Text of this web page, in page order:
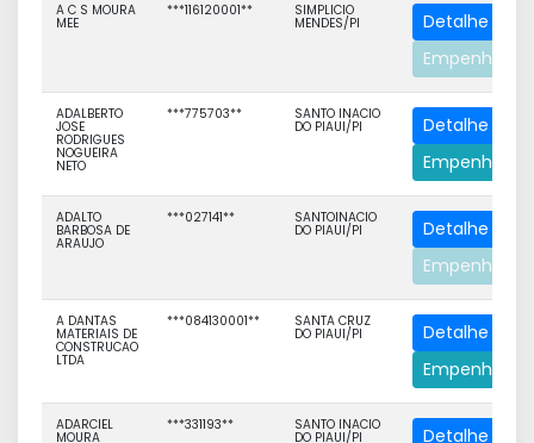
A C S MOURA
MEE
***116120001** SIMPLICIO
MENDES/PI
Detalhe
Empenhos
ADALBERTO
JOSE
RODRIGUES
NOGUEIRA
NETO
***775703** SANTO INACIO
DO PIAUI/PI
Detalhe
Empenhos
ADALTO
BARBOSA DE
ARAUJO
***027141** SANTOINACIO
DO PIAUI/PI
Detalhe
Empenhos
A DANTAS
MATERIAIS DE
CONSTRUCAO
LTDA
***084130001** SANTA CRUZ
DO PIAUI/PI
Detalhe
Empenhos
ADARCIEL
MOURA
***331193** SANTO INACIO
DO PIAUI/PI
Detalhe